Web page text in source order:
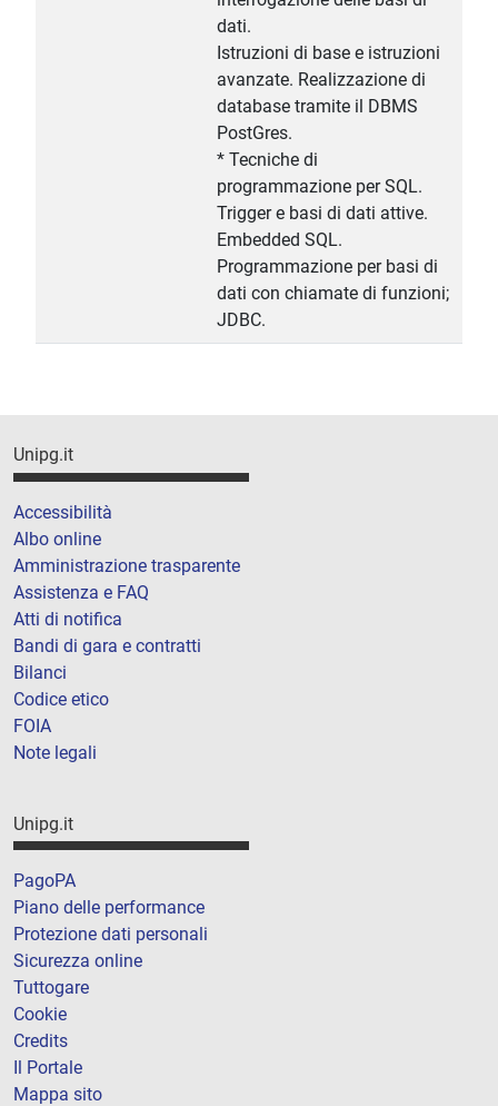
dati.
Istruzioni di base e istruzioni
avanzate. Realizzazione di
database tramite il DBMS
PostGres.
* Tecniche di
programmazione per SQL.
Trigger e basi di dati attive.
Embedded SQL.
Programmazione per basi di
dati con chiamate di funzioni;
JDBC.
Unipg.it
Accessibilità
Albo online
Amministrazione trasparente
Assistenza e FAQ
Atti di notifica
Bandi di gara e contratti
Bilanci
Codice etico
FOIA
Note legali
Unipg.it
PagoPA
Piano delle performance
Protezione dati personali
Sicurezza online
Tuttogare
Cookie
Credits
Il Portale
Mappa sito